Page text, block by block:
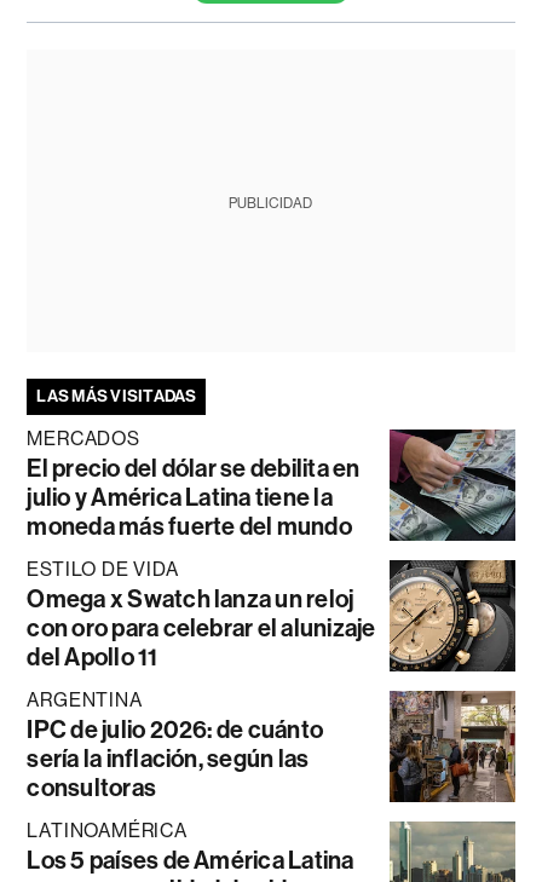
PUBLICIDAD
LAS MÁS VISITADAS
MERCADOS
El precio del dólar se debilita en
julio y América Latina tiene la
moneda más fuerte del mundo
ESTILO DE VIDA
Omega x Swatch lanza un reloj
con oro para celebrar el alunizaje
del Apollo 11
ARGENTINA
IPC de julio 2026: de cuánto
sería la inflación, según las
consultoras
LATINOAMÉRICA
Los 5 países de América Latina